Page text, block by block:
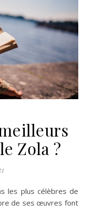
Zola ?
de ses œuvres font